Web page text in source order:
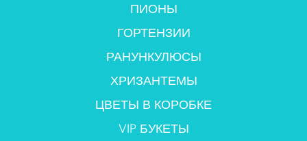
ПИОНЫ
ГОРТЕНЗИИ
РАНУНКУЛЮСЫ
ХРИЗАНТЕМЫ
ЦВЕТЫ В КОРОБКЕ
VIP БУКЕТЫ